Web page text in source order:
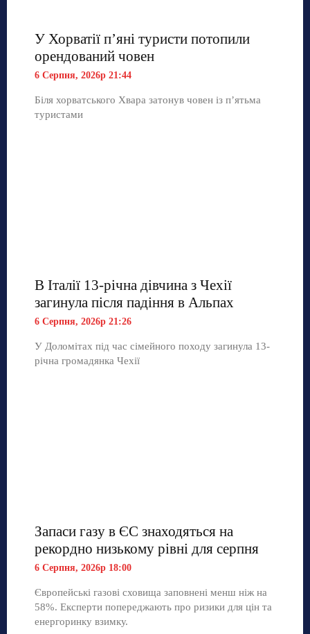
У Хорватії пʼяні туристи потопили
орендований човен
6 Серпня, 2026р 21:44
Біля хорватського Хвара затонув човен із п’ятьма
туристами
В Італії 13-річна дівчина з Чехії
загинула після падіння в Альпах
6 Серпня, 2026р 21:26
У Доломітах під час сімейного походу загинула 13-
річна громадянка Чехії
Запаси газу в ЄС знаходяться на
рекордно низькому рівні для серпня
6 Серпня, 2026р 18:00
Європейські газові сховища заповнені менш ніж на
58%. Експерти попереджають про ризики для цін та
енергоринку взимку.